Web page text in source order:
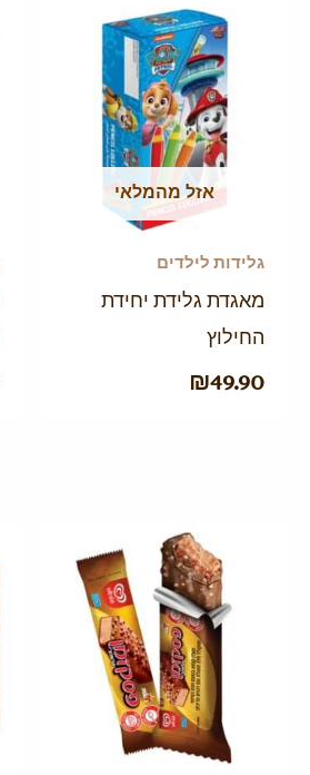
אזל מהמלאי
גלידות לילדים
מאגדת גלידת יחידת
החילוץ
₪49.90